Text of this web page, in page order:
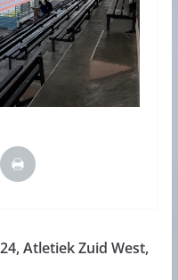
Atletiek Zuid West,